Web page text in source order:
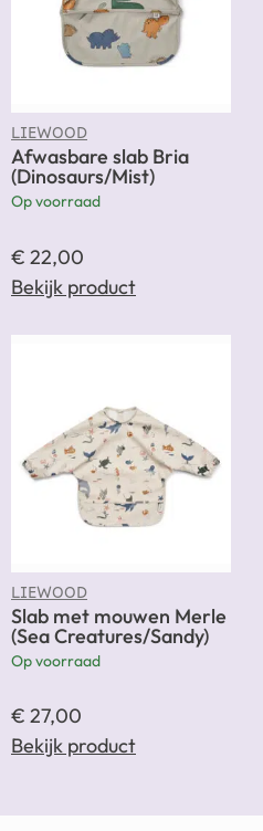
LIEWOOD
Afwasbare slab Bria
(Dinosaurs/Mist)
Op voorraad
€ 22,00
Bekijk product
LIEWOOD
Slab met mouwen Merle
(Sea Creatures/Sandy)
Op voorraad
€ 27,00
Bekijk product